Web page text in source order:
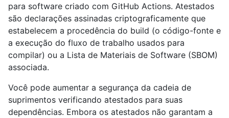
para software criado com GitHub Actions. Atestados
são declarações assinadas criptograficamente que
estabelecem a procedência do build (o código-fonte e
a execução do fluxo de trabalho usados para
compilar) ou a Lista de Materiais de Software (SBOM)
associada.
Você pode aumentar a segurança da cadeia de
suprimentos verificando atestados para suas
dependências. Embora os atestados não garantam a